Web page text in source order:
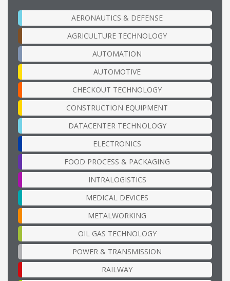
AERONAUTICS & DEFENSE
AGRICULTURE TECHNOLOGY
AUTOMATION
AUTOMOTIVE
CHECKOUT TECHNOLOGY
CONSTRUCTION EQUIPMENT
DATACENTER TECHNOLOGY
ELECTRONICS
FOOD PROCESS & PACKAGING
INTRALOGISTICS
MEDICAL DEVICES
METALWORKING
OIL GAS TECHNOLOGY
POWER & TRANSMISSION
RAILWAY